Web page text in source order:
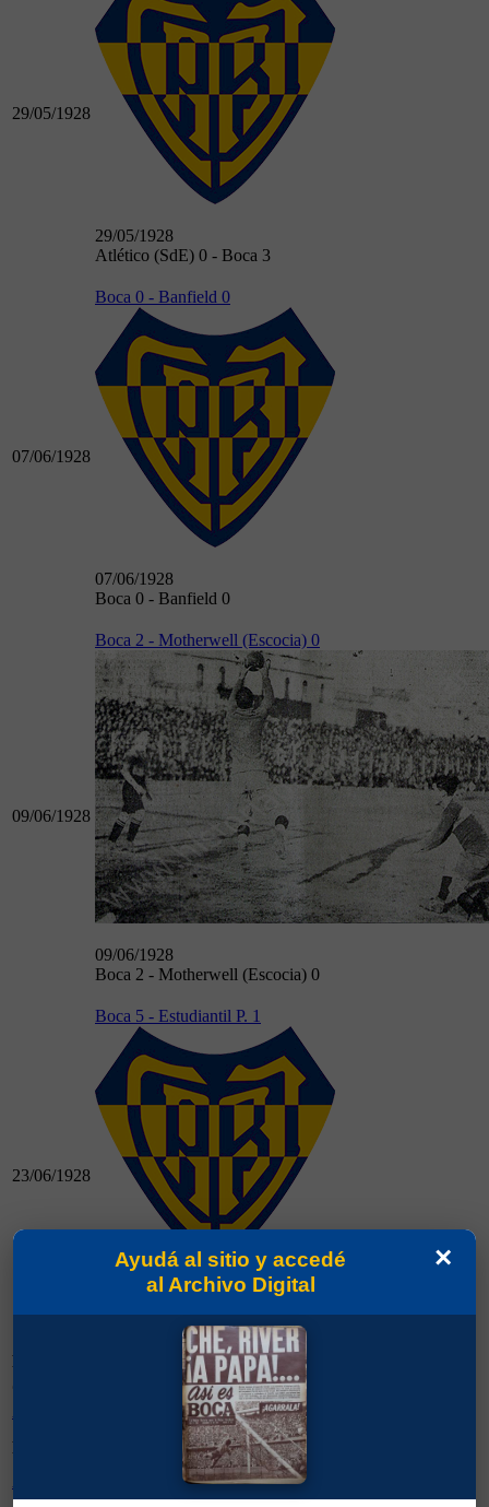
29/05/1928
29/05/1928
Atlético (SdE) 0 - Boca 3
07/06/1928
Boca 0 - Banfield 0
07/06/1928
Boca 0 - Banfield 0
09/06/1928
Boca 2 - Motherwell (Escocia) 0
09/06/1928
Boca 2 - Motherwell (Escocia) 0
23/06/1928
Boca 5 - Estudiantil P. 1
23/06/1928
Boca 5 - Estudiantil P. 1
Fecha
Campeonato
Partidos Jugados Goles Marcados
12
Rival
Partidos
Jugados
Atlético (Santiago del Estero)
1
×
Ayudá al sitio y accedé
al Archivo Digital